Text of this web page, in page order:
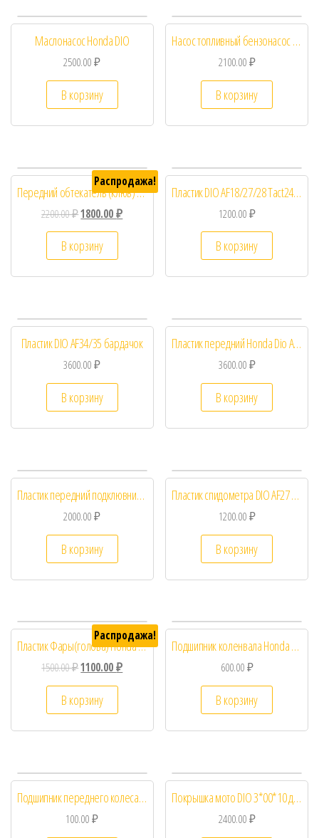
Маслонасос Honda DIO
2500.00₽
В корзину
Насос топливный бензонасос DIO AF56 AF57 Scoopy AF55
2100.00₽
В корзину
Распродажа!
Передний обтекатель (клюв) для Honda Dio AF-27
2200.00₽1800.00₽
В корзину
Пластик DIO AF18/27/28 Tact24/30 обдува цилиндра
1200.00₽
В корзину
Пластик DIO AF34/35 бардачок
3600.00₽
В корзину
Пластик передний Honda Dio AF27/28
3600.00₽
В корзину
Пластик передний подклювник Honda Dio AF27
2000.00₽
В корзину
Пластик спидометра DIO AF27 торпеда
1200.00₽
В корзину
Распродажа!
Пластик Фары(голова) Honda DIO AF34/35 ZX
1500.00₽1100.00₽
В корзину
Подшипник коленвала Honda DIO (20*52*12)
600.00₽
В корзину
Подшипник переднего колеса DIO
100.00₽
Покрышка мото DIO 3*00*10 для Дачи Леса Рыбалки
2400.00₽